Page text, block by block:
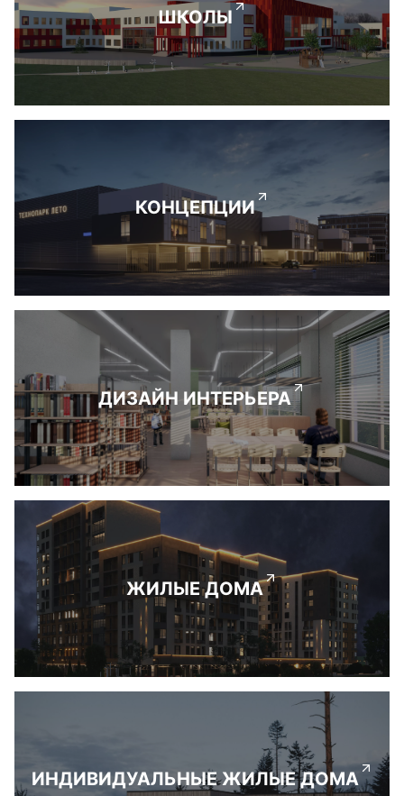
ШКОЛЫ
КОНЦЕПЦИИ
ДИЗАЙН ИНТЕРЬЕРА
ЖИЛЫЕ ДОМА
ИНДИВИДУАЛЬНЫЕ ЖИЛЫЕ ДОМА